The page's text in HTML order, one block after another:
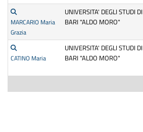
MARCARIO Maria
Grazia
UNIVERSITA' DEGLI STUDI DI
BARI "ALDO MORO"
CATINO Maria
UNIVERSITA' DEGLI STUDI DI
BARI "ALDO MORO"